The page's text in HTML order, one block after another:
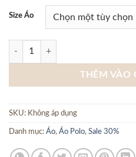
Size Áo
Polo dệt kim kẻ ngang Ceffylo
THÊM VÀO
SKU: Không áp dụng
Danh mục: Áo, Áo Polo, Sale 30%